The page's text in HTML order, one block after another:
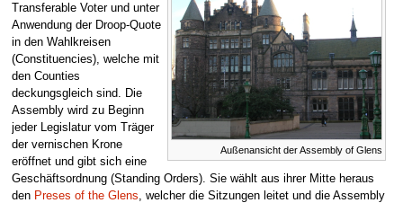
Außenansicht der Assembly of Glens
Transferable Voter und unter
Anwendung der Droop-Quote
in den Wahlkreisen
(Constituencies), welche mit
den Counties
deckungsgleich sind. Die
Assembly wird zu Beginn
jeder Legislatur vom Träger
der vernischen Krone
eröffnet und gibt sich eine
Geschäftsordnung (Standing Orders). Sie wählt aus ihrer Mitte heraus
den Preses of the Glens , welcher die Sitzungen leitet und die Assembly